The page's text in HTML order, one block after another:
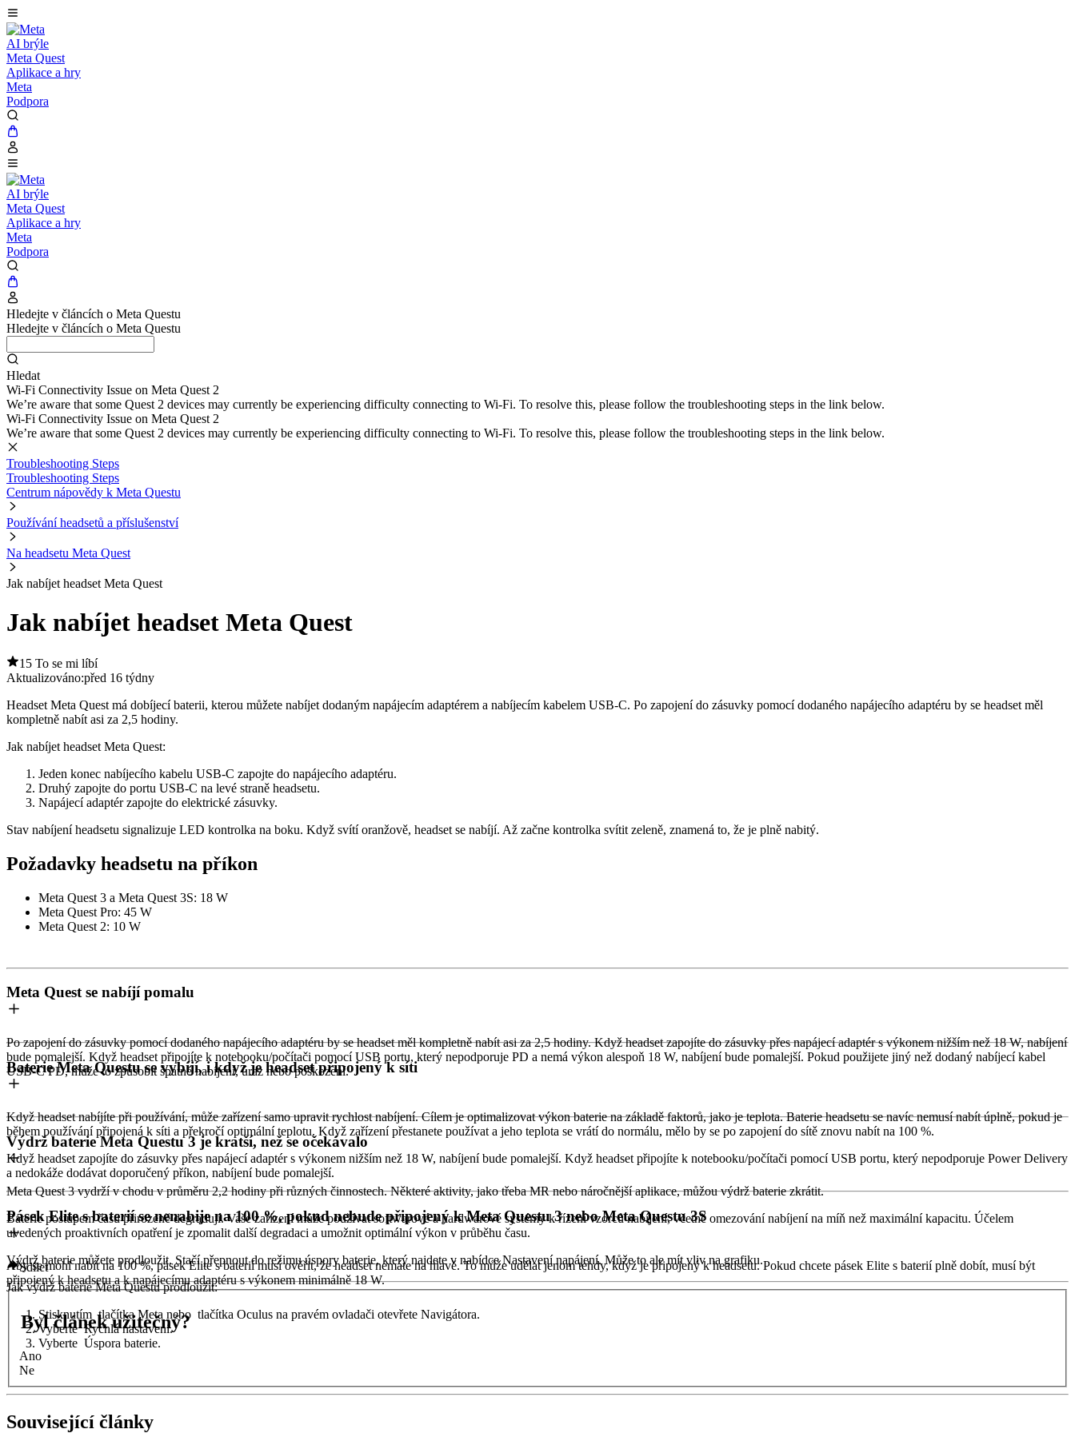
AI brýle
Meta Quest
Aplikace a hry
Meta
Podpora
AI brýle
Meta Quest
Aplikace a hry
Meta
Podpora
Hledejte v článcích o Meta Questu
Hledejte v článcích o Meta Questu
Hledat
Wi-Fi Connectivity Issue on Meta Quest 2
We’re aware that some Quest 2 devices may currently be experiencing difficulty connecting to Wi-Fi. To resolve this, please follow the troubleshooting steps in the link below.
Wi-Fi Connectivity Issue on Meta Quest 2
We’re aware that some Quest 2 devices may currently be experiencing difficulty connecting to Wi-Fi. To resolve this, please follow the troubleshooting steps in the link below.
Troubleshooting Steps
Troubleshooting Steps
Centrum nápovědy k Meta Questu
Používání headsetů a příslušenství
Na headsetu Meta Quest
Jak nabíjet headset Meta Quest
Jak nabíjet headset Meta Quest
15 To se mi líbí
Aktualizováno:před 16 týdny
Headset Meta Quest má dobíjecí baterii, kterou můžete nabíjet dodaným napájecím adaptérem a nabíjecím kabelem USB-C. Po zapojení do zásuvky pomocí dodaného napájecího adaptéru by se headset měl
kompletně nabít asi za 2,5 hodiny.
Jak nabíjet headset Meta Quest:
Jeden konec nabíjecího kabelu USB-C zapojte do napájecího adaptéru.
Druhý zapojte do portu USB-C na levé straně headsetu.
Napájecí adaptér zapojte do elektrické zásuvky.
Stav nabíjení headsetu signalizuje LED kontrolka na boku. Když svítí oranžově, headset se nabíjí. Až začne kontrolka svítit zeleně, znamená to, že je plně nabitý.
Požadavky headsetu na příkon
Meta Quest 3 a Meta Quest 3S: 18 W
Meta Quest Pro: 45 W
Meta Quest 2: 10 W
Meta Quest se nabíjí pomalu
Po zapojení do zásuvky pomocí dodaného napájecího adaptéru by se headset měl kompletně nabít asi za 2,5 hodiny. Když headset zapojíte do zásuvky přes napájecí adaptér s výkonem nižším než 18 W, nabíjení
bude pomalejší. Když headset připojíte k notebooku/počítači pomocí USB portu, který nepodporuje PD a nemá výkon alespoň 18 W, nabíjení bude pomalejší. Pokud použijete jiný než dodaný nabíjecí kabel
USB-C PD, může to způsobit špatné nabíjení, úraz nebo poškození.
Baterie Meta Questu se vybíjí, i když je headset připojený k síti
Když headset nabíjíte při používání, může zařízení samo upravit rychlost nabíjení. Cílem je optimalizovat výkon baterie na základě faktorů, jako je teplota. Baterie headsetu se navíc nemusí nabít úplně, pokud je
během používání připojená k síti a překročí optimální teplotu. Když zařízení přestanete používat a jeho teplota se vrátí do normálu, mělo by se po zapojení do sítě znovu nabít na 100 %.
Když headset zapojíte do zásuvky přes napájecí adaptér s výkonem nižším než 18 W, nabíjení bude pomalejší. Když headset připojíte k notebooku/počítači pomocí USB portu, který nepodporuje Power Delivery
a nedokáže dodávat doporučený příkon, nabíjení bude pomalejší.
Výdrž baterie Meta Questu 3 je kratší, než se očekávalo
Meta Quest 3 vydrží v chodu v průměru 2,2 hodiny při různých činnostech. Některé aktivity, jako třeba MR nebo náročnější aplikace, můžou výdrž baterie zkrátit.
Baterie postupem času přirozeně degradují. Vaše zařízení může používat softwarové a hardwarové systémy k řízení vzorců nabíjení, včetně omezování nabíjení na míň než maximální kapacitu. Účelem
uvedených proaktivních opatření je zpomalit další degradaci a umožnit optimální výkon v průběhu času.
Výdrž baterie můžete prodloužit. Stačí přepnout do režimu úspory baterie, který najdete v nabídce Nastavení napájení. Může to ale mít vliv na grafiku.
Jak výdrž baterie Meta Questu prodloužit:
Stisknutím tlačítka Meta nebo tlačítka Oculus na pravém ovladači otevřete Navigátora.
VyberteRychlá nastavení.
Vyberte Úspora baterie.
Pásek Elite s baterií se nenabije na 100 %, pokud nebude připojený k Meta Questu 3 nebo Meta Questu 3S
Aby se mohl nabít na 100 %, pásek Elite s baterií musí ověřit, že headset nemáte na hlavě. To může udělat jenom tehdy, když je připojený k headsetu. Pokud chcete pásek Elite s baterií plně dobít, musí být
připojený k headsetu a k napájecímu adaptéru s výkonem minimálně 18 W.
Sdílet
Byl článek užitečný?
Ano
Ne
Související články